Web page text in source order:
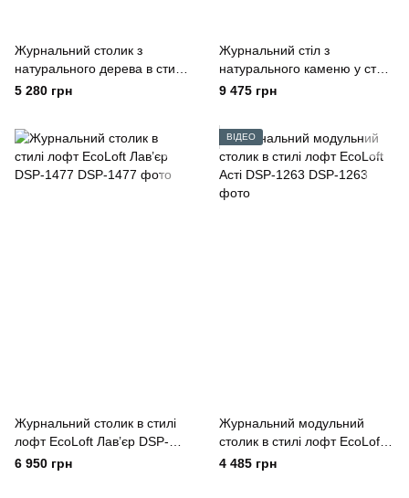
Журнальний столик з
натурального дерева в стилі
лофт EcoLoft Естела WO-
5 280 грн
Журнальний стіл з
натурального каменю у стилі
лофт EcoLoft Лоренцо DSP-
9 475 грн
Журнальний столик в стилі
лофт EcoLoft Лав’єр DSP-
1477
6 950 грн
ВІДЕО
Журнальний модульний
столик в стилі лофт EcoLoft
Асті DSP-1263
4 485 грн